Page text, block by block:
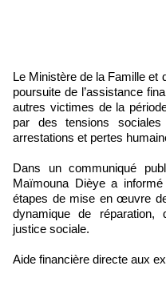
Le Ministère de la Famille et des Solidarités (MFS) a annoncé la
poursuite de l’assistance
autres victimes de la
par des tensions
arrestations et pertes
Dans un communiqué
Maïmouna Dièye a informé
étapes de mise en œuvre
dynamique de réparation,
justice sociale.
Aide financière directe aux